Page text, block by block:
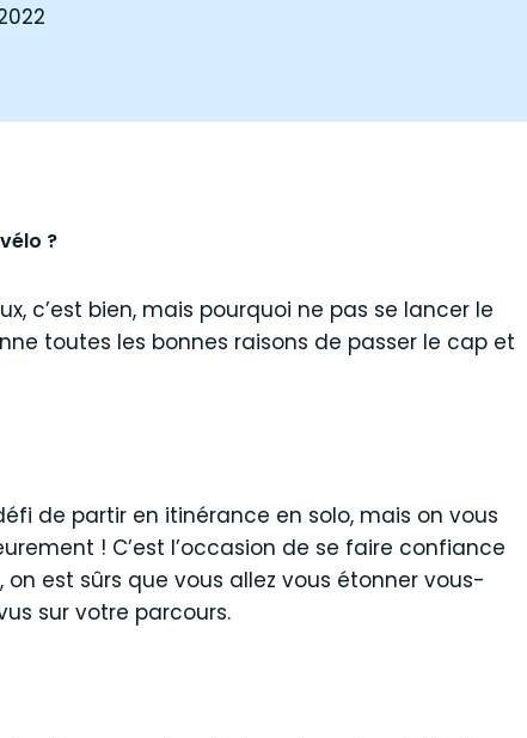
?
c’est bien, mais pourquoi ne pas se lancer le
toutes les bonnes raisons de passer le cap et
de partir en itinérance en solo, mais on vous
! C’est l’occasion de se faire confiance
est sûrs que vous allez vous étonner vous-
sur votre parcours.